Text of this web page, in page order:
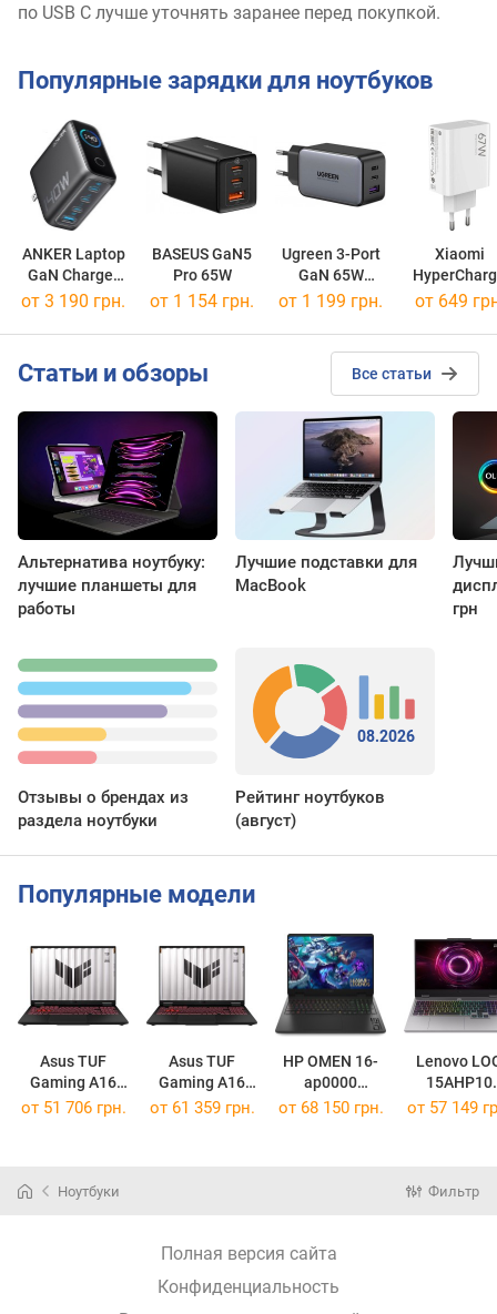
по USB C лучше уточнять заранее перед покупкой.
Популярные зарядки для ноутбуков
ANKER Laptop
GaN Charger
140W
BASEUS GaN5
Pro 65W
Ugreen 3-Port
GaN 65W
Charger
Xiaomi
67W
от 3 190 грн. от 1 154 грн. от 1 199 грн. от 649
Cтатьи и обзоры Все статьи
Альтернатива ноутбуку:
лучшие планшеты для
работы
Лучшие подставки для
MacBook
грн
Отзывы о брендах из
раздела ноутбуки
08.2026
Рейтинг ноутбуков
(август)
Популярные модели
Asus TUF
Gaming A16
(2025)
Asus TUF
Gaming A16
(2025)
HP OMEN 16-
ap0000
[BL6K1AV]
Lenovo
15AHP10
от 51 706 грн. от 61 359 грн. от 68 150 грн. от 57 149
Ноутбуки Фильтр
Полная версия сайта
Конфиденциальность